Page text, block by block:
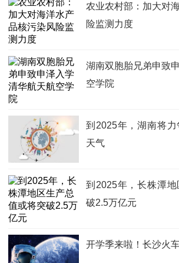
农业农村部：加大对
险监测力度
湖南双胞胎兄弟申致
空学院
到2025年，湖南将
天气
到2025年，长株潭
破2.5万亿元
开学季来啦！长沙火